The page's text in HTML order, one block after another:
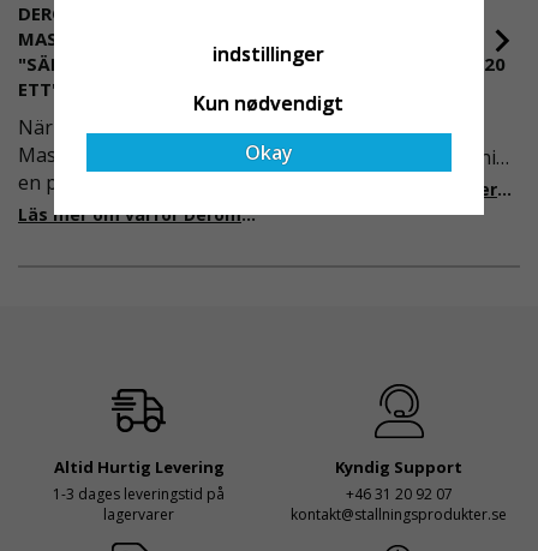
DEROME
MASKINUTHYRNING -
"SÄKERHET ÄR ALLTID PRIO
ETT"
När Derome
Maskinuthyrning behövde
en pålitlig partner inom
fallskydd och
valet på
med en leverantör som
både har rätt produkter
och e
Läs mer om varför Derome väljer oss
AFS2023:9 & EN1004:2020
Även om det kan verka
högst osannolikt så är
våra regler för rullställning
i Sverige slappare än de
från EU i skrivande stund,
ändring på. Från och med
rullställningar, med s
Läs mer om de nya reglerna!
Altid Hurtig Levering
1-3 dages leveringstid på
lagervarer
Kyndig Support
+46 31 20 92 07
kontakt@stallningsprodukter.se
indstillinger
Kun nødvendigt
Okay